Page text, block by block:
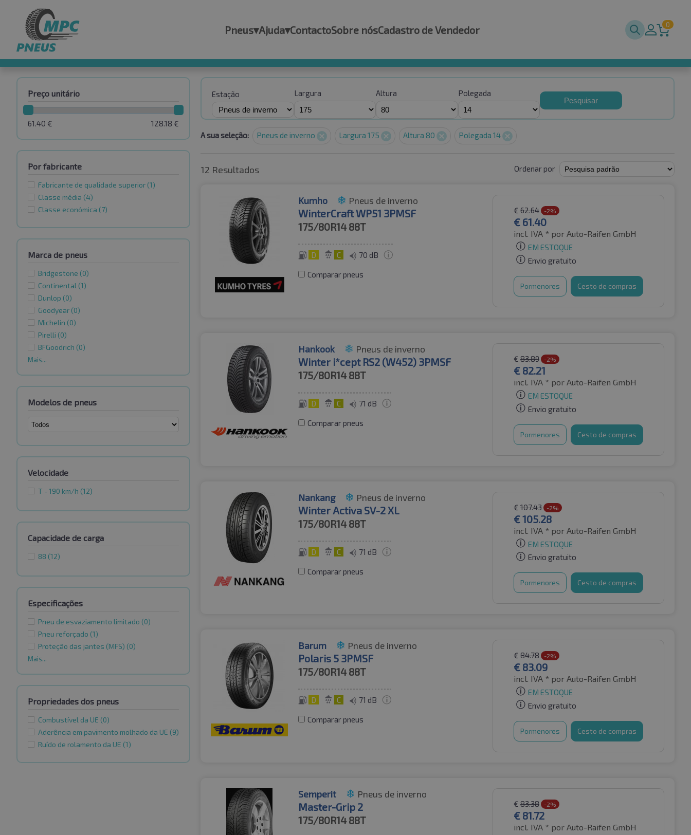
Pneus▾Ajuda▾ContactoSobre nósCadastro de Vendedor 0
Preço unitário
128.18 €
61.40 €
Por fabricante
Fabricante de qualidade superior (1)
Classe média (4)
Classe económica (7)
Marca de pneus
Bridgestone (0)
Continental (1)
Dunlop (0)
Goodyear (0)
Michelin (0)
Pirelli (0)
BFGoodrich (0)
Mais...
Modelos de pneus
Velocidade
T - 190 km/h (12)
Capacidade de carga
88 (12)
Especificações
Pneu de esvaziamento limitado (0)
Pneu reforçado (1)
Proteção das jantes (MFS) (0)
Mais...
Propriedades dos pneus
Combustível da UE (0)
Aderência em pavimento molhado da UE (9)
Ruído de rolamento da UE (1)
Estação Largura Altura Polegada
Pesquisar
A sua seleção: Pneus de inverno Largura 175 Altura 80 Polegada 14
12 Resultados Ordenar por
Kumho Pneus de inverno
WinterCraft WP51 3PMSF
175/80R1488T
D C 70 dB
Comparar pneus
€ 62.64 -2%
€ 61.40
incl. IVA * por Auto-Raifen GmbH
EM ESTOQUE
Envio gratuito
Pormenores Cesto de compras
Hankook Pneus de inverno
Winter i*cept RS2 (W452) 3PMSF
175/80R1488T
D C 71 dB
Comparar pneus
€ 83.89 -2%
€ 82.21
incl. IVA * por Auto-Raifen GmbH
EM ESTOQUE
Envio gratuito
Pormenores Cesto de compras
Nankang Pneus de inverno
Winter Activa SV-2 XL
175/80R1488T
D C 71 dB
Comparar pneus
€ 107.43 -2%
€105.28
incl. IVA * por Auto-Raifen GmbH
EM ESTOQUE
Envio gratuito
Pormenores Cesto de compras
Barum Pneus de inverno
Polaris 5 3PMSF
175/80R1488T
D C 71 dB
Comparar pneus
€ 84.78 -2%
€ 83.09
incl. IVA * por Auto-Raifen GmbH
EM ESTOQUE
Envio gratuito
Pormenores Cesto de compras
Semperit Pneus de inverno
Master-Grip 2
175/80R1488T
€ 83.38 -2%
€ 81.72
incl. IVA * por Auto-Raifen GmbH